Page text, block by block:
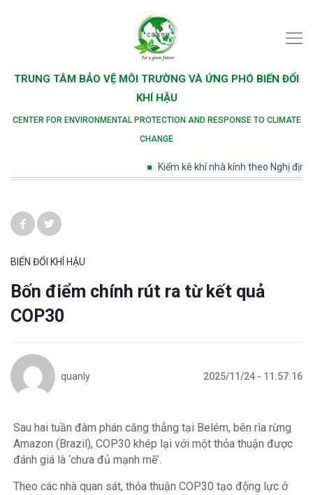
TRUNG TÂM BẢO VỆ MÔI TRƯỜNG VÀ ỨNG PHÓ BIẾN ĐỔI
KHÍ HẬU
CENTER FOR ENVIRONMENTAL PROTECTION AND RESPONSE TO CLIMATE
CHANGE
Kiểm kê khí nhà kính theo Nghị định
BIẾN ĐỔI KHÍ HẬU
Bốn điểm chính rút ra từ kết quả
COP30
quanly 2025/11/24 - 11:57:16
Sau hai tuần đàm phán căng thẳng tại Belém, bên rìa rừng
Amazon (Brazil), COP30 khép lại với một thỏa thuận được
đánh giá là ‘chưa đủ mạnh mẽ’.
Theo các nhà quan sát, thỏa thuận COP30 tạo động lực ở